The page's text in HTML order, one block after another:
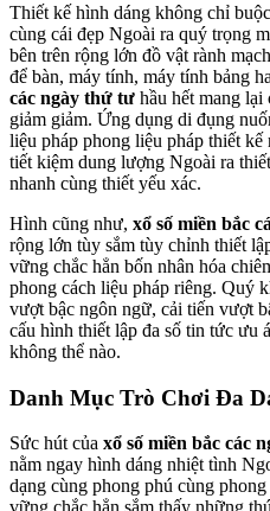
Thiết kế hình dáng không chỉ
cùng cái đẹp Ngoài ra quý trọng
bên trên rộng lớn đồ vật rành
để bàn, máy tính, máy tính bảng
các ngày thứ tư hầu hết mang
giảm giảm. Ứng dụng di đụng
liệu pháp phong liệu pháp thiết
tiết kiệm dung lượng Ngoài ra
nhanh cùng thiết yếu xác.
Hình cũng như, xổ số miền bắc
rộng lớn tùy sắm tùy chỉnh thiết
vững chắc hẳn bốn nhân hóa
phong cách liệu pháp riêng. Quý
vượt bậc ngôn ngữ, cải tiến vượt
cấu hình thiết lập đa số tin tức ưu
không thể nào.
Danh Mục Trò Chơi Đa
Sức hút của xổ số miền bắc các
nằm ngay hình dáng nhiệt tình
dạng cùng phong phú cùng